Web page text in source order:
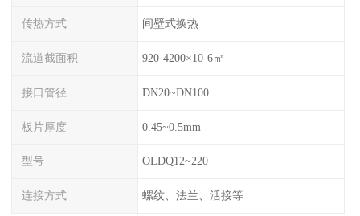
传热方式 间壁式换热
流道截面积 920-4200×10-6㎡
接口管径 DN20~DN100
板片厚度 0.45~0.5mm
型号 OLDQ12~220
连接方式 螺纹、法兰、活接等